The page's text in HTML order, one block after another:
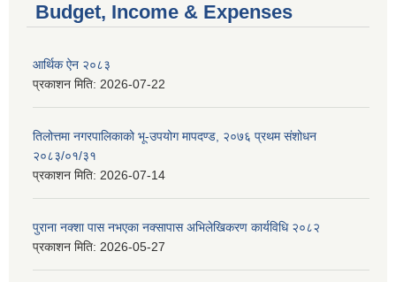
Budget, Income & Expenses
आर्थिक ऐन २०८३
प्रकाशन मिति: 2026-07-22
तिलोत्तमा नगरपालिकाको भू-उपयोग मापदण्ड, २०७६ प्रथम संशोधन
२०८३/०१/३१
प्रकाशन मिति: 2026-07-14
पुराना नक्शा पास नभएका नक्सापास अभिलेखिकरण कार्यविधि २०८२
प्रकाशन मिति: 2026-05-27